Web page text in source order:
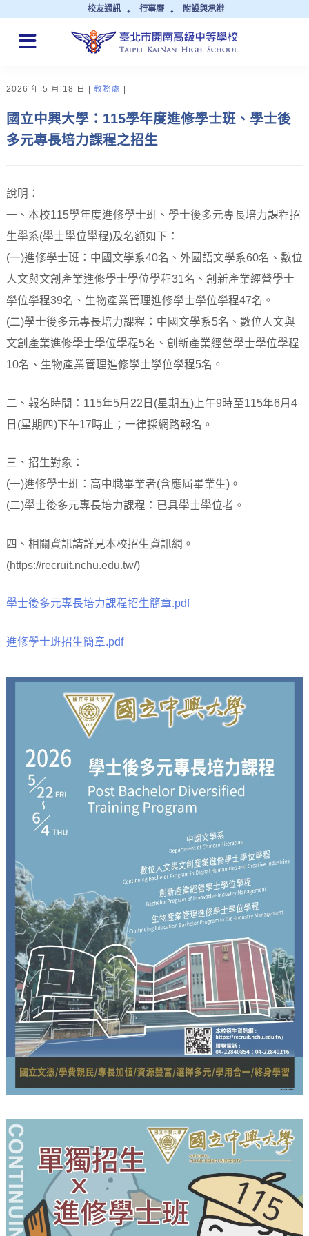
校友通訊 行事曆 附設與承辦
QUICK LINKS
2026 年 5 月 18 日 教務處
國立中興大學：115學年度進修學士班、學士後
多元專長培力課程之招生
說明：
一、本校115學年度進修學士班、學士後多元專長培力課程招
生學系(學士學位學程)及名額如下：
(一)進修學士班：中國文學系40名、外國語文學系60名、數位
人文與文創產業進修學士學位學程31名、創新產業經營學士
學位學程39名、生物產業管理進修學士學位學程47名。
(二)學士後多元專長培力課程：中國文學系5名、數位人文與
文創產業進修學士學位學程5名、創新產業經營學士學位學程
10名、生物產業管理進修學士學位學程5名。
二、報名時間：115年5月22日(星期五)上午9時至115年6月4
日(星期四)下午17時止；一律採網路報名。
三、招生對象：
(一)進修學士班：高中職畢業者(含應屆畢業生)。
(二)學士後多元專長培力課程：已具學士學位者。
四、相關資訊請詳見本校招生資訊網。
(https://recruit.nchu.edu.tw/)
學士後多元專長培力課程招生簡章.pdf
進修學士班招生簡章.pdf